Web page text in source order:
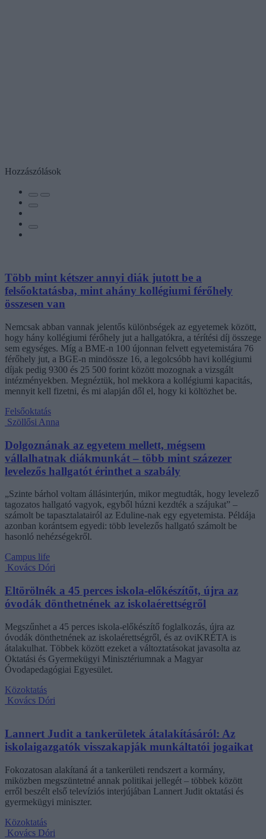
Hozzászólások
Több mint kétszer annyi diák jutott be a
felsőoktatásba, mint ahány kollégiumi férőhely
összesen van
Nemcsak abban vannak jelentős különbségek az egyetemek között,
hogy hány kollégiumi férőhely jut a hallgatókra, a térítési díj összege
sem egységes. Míg a BME-n 100 újonnan felvett egyetemistára 76
férőhely jut, a BGE-n mindössze 16, a legolcsóbb havi kollégiumi
díjak pedig 9300 és 25 500 forint között mozognak a vizsgált
intézményekben. Megnéztük, hol mekkora a kollégiumi kapacitás,
mennyit kell fizetni, és mi alapján dől el, hogy ki költözhet be.
Felsőoktatás
Szöllősi Anna
Dolgoznának az egyetem mellett, mégsem
vállalhatnak diákmunkát – több mint százezer
levelezős hallgatót érinthet a szabály
„Szinte bárhol voltam állásinterjún, mikor megtudták, hogy levelező
tagozatos hallgató vagyok, egyből húzni kezdték a szájukat” –
számolt be tapasztalatairól az Eduline-nak egy egyetemista. Példája
azonban korántsem egyedi: több levelezős hallgató számolt be
hasonló nehézségekről.
Campus life
Kovács Dóri
Eltörölnék a 45 perces iskola-előkészítőt, újra az
óvodák dönthetnének az iskolaérettségről
Megszűnhet a 45 perces iskola-előkészítő foglalkozás, újra az
óvodák dönthetnének az iskolaérettségről, és az oviKRÉTA is
átalakulhat. Többek között ezeket a változtatásokat javasolta az
Oktatási és Gyermekügyi Minisztériumnak a Magyar
Óvodapedagógiai Egyesület.
Közoktatás
Kovács Dóri
Lannert Judit a tankerületek átalakításáról: Az
iskolaigazgatók visszakapják munkáltatói jogaikat
Fokozatosan alakítaná át a tankerületi rendszert a kormány,
miközben megszüntetné annak politikai jellegét – többek között
erről beszélt első televíziós interjújában Lannert Judit oktatási és
gyermekügyi miniszter.
Közoktatás
Kovács Dóri